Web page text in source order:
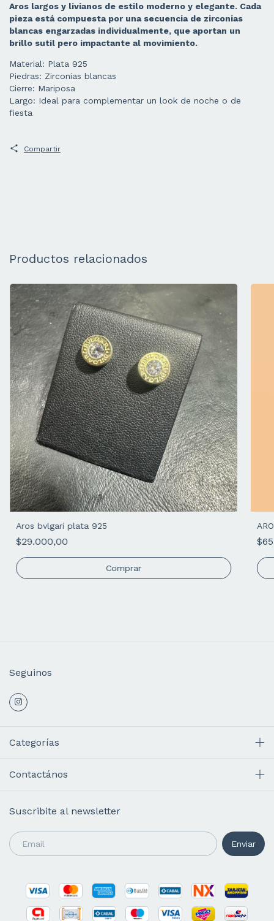
Aros largos y livianos de estilo moderno y elegante. Cada
pieza está compuesta por una secuencia de zirconias
blancas engarzadas individualmente, que aportan un
brillo sutil pero impactante al movimiento.
Material: Plata 925
Piedras: Zirconias blancas
Cierre: Mariposa
Largo: Ideal para complementar un look de noche o de
fiesta
Compartir
Productos relacionados
Aros bvlgari plata 925
$29.000,00
Seguinos
Categorías
Contactános
Suscribite al newsletter